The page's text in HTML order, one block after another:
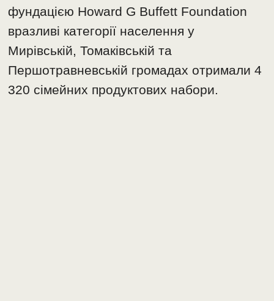
фундацією Howard G Buffett Foundation
вразливі категорії населення у
Мирівській, Томаківській та
Першотравневській громадах отримали 4
320 сімейних продуктових набори.